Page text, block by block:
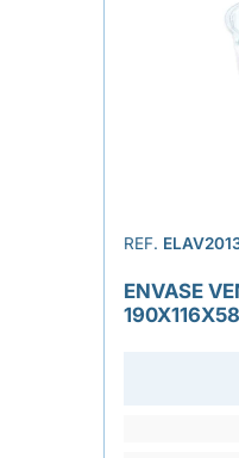
REF.
ENVASE